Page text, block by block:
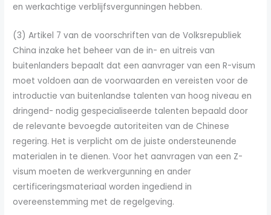
en werkachtige verblijfsvergunningen hebben.
(3) Artikel 7 van de voorschriften van de Volksrepubliek
China inzake het beheer van de in- en uitreis van
buitenlanders bepaalt dat een aanvrager van een R-visum
moet voldoen aan de voorwaarden en vereisten voor de
introductie van buitenlandse talenten van hoog niveau en
dringend- nodig gespecialiseerde talenten bepaald door
de relevante bevoegde autoriteiten van de Chinese
regering. Het is verplicht om de juiste ondersteunende
materialen in te dienen. Voor het aanvragen van een Z-
visum moeten de werkvergunning en ander
certificeringsmateriaal worden ingediend in
overeenstemming met de regelgeving.